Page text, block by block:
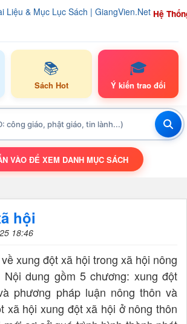
Hệ
📚
Sách Hot
🎓
Ý kiến trao đổi
TOGGLE NAVIGATION
VÀO ĐỂ XEM DANH MỤC SÁCH
hội
18:46
xung đột xã hội trong xã hội nông
Nội dung gồm 5 chương: xung đột
phương pháp luận nông thôn và
xã hội xung đột xã hội ở nông thôn